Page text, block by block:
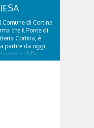
Comune di Cortina
che il Ponte di
Cortina, è
partire da oggi,
delle